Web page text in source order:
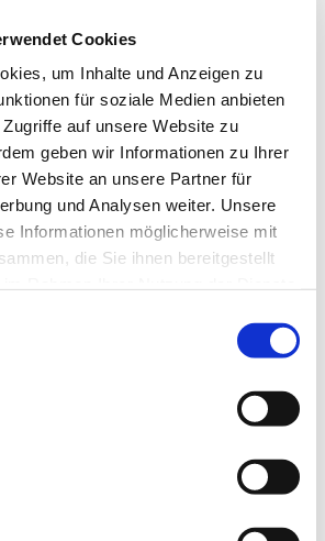
Cookies
um Inhalte und Anzeigen zu
für soziale Medien anbieten
auf unsere Website zu
geben wir Informationen zu Ihrer
Website an unsere Partner für
und Analysen weiter. Unsere
Informationen möglicherweise mit
die Sie ihnen bereitgestellt
erwarten uns dann im
wir dürfen gespannt sein.
Sie auch